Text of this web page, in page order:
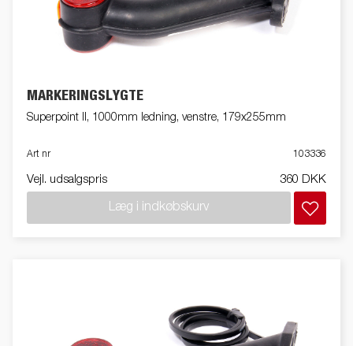
MARKERINGSLYGTE
Superpoint II, 1000mm ledning, venstre, 179x255mm
Art nr 103336
Vejl. udsalgspris 360 DKK
Læg i indkøbskurv